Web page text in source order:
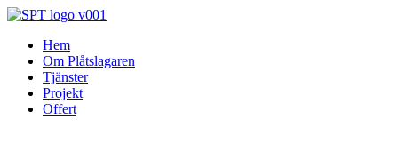
Skip
contentHem
Om Plåtslagaren
Tjänster
Projekt
Offert